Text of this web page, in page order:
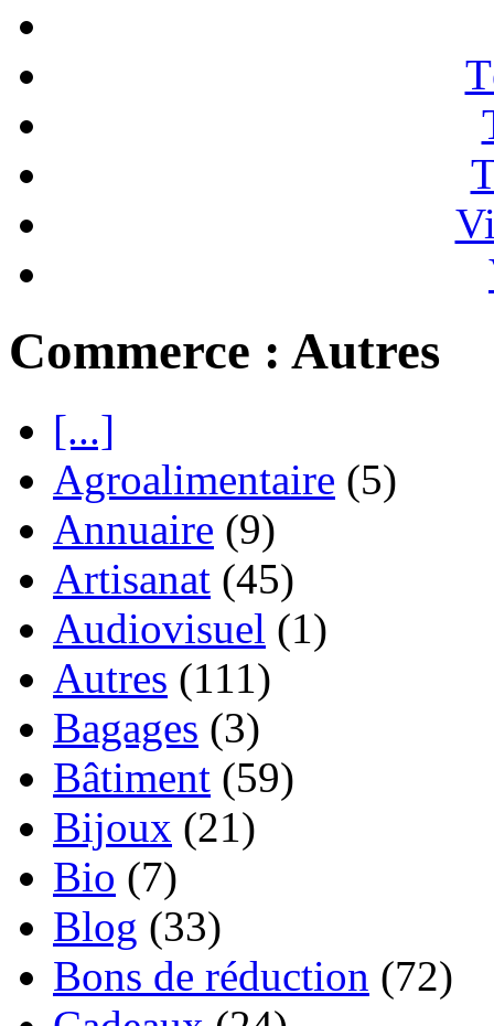
Commerce : Autres
[...]
Agroalimentaire (5)
Annuaire (9)
Artisanat (45)
Audiovisuel (1)
Autres (111)
Bagages (3)
Bâtiment (59)
Bijoux (21)
Bio (7)
Blog (33)
Bons de réduction (72)